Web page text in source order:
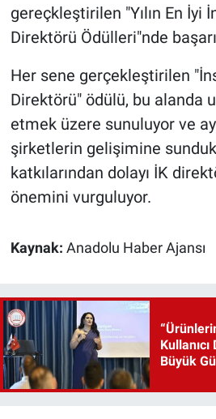
gereçkleştirilen "Yılın En İyi
Direktörü Ödülleri"nde
Her sene gerçekleştirilen
Direktörü" ödülü, bu alanda
etmek üzere sunuluyor ve
şirketlerin gelişimine
katkılarından dolayı İK
önemini vurguluyor.
Kaynak: Anadolu Haber Ajansı
Kullanıcı
Büyük